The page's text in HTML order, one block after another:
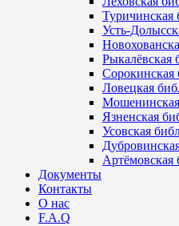
Туричинская
Усть-
Рыкалёвская
Сорокинская
Ловецкая
Язненская
Усовская
Артёмовская
Документы
Контакты
О нас
F.A.Q